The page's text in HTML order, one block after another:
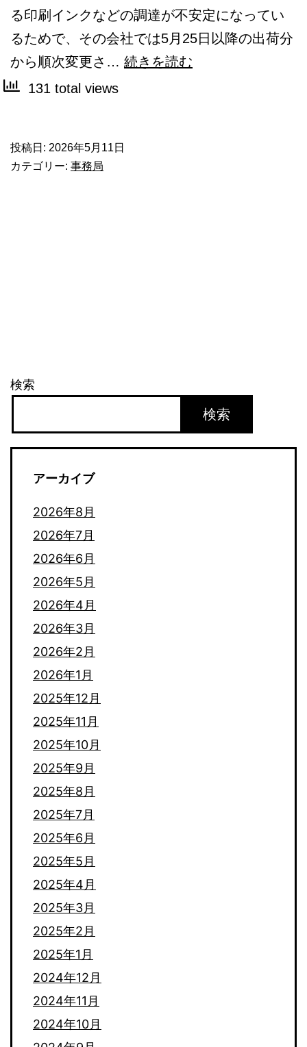
る印刷インクなどの調達が不安定になってい
るためで、その会社では5月25日以降の出荷分
から順次変更さ… 続きを読む
131 total views
投稿日: 2026年5月11日
カテゴリー: 事務局
検索
検索
アーカイブ
2026年8月
2026年7月
2026年6月
2026年5月
2026年4月
2026年3月
2026年2月
2026年1月
2025年12月
2025年11月
2025年10月
2025年9月
2025年8月
2025年7月
2025年6月
2025年5月
2025年4月
2025年3月
2025年2月
2025年1月
2024年12月
2024年11月
2024年10月